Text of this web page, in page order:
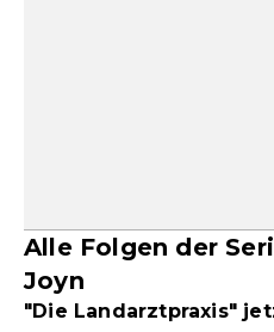
Alle Folgen der
Joyn
"Die Landarztpraxis"